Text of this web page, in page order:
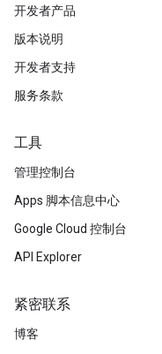
开发者产品
版本说明
开发者支持
服务条款
工具
管理控制台
Apps 脚本信息中心
Google Cloud 控制台
API Explorer
紧密联系
博客